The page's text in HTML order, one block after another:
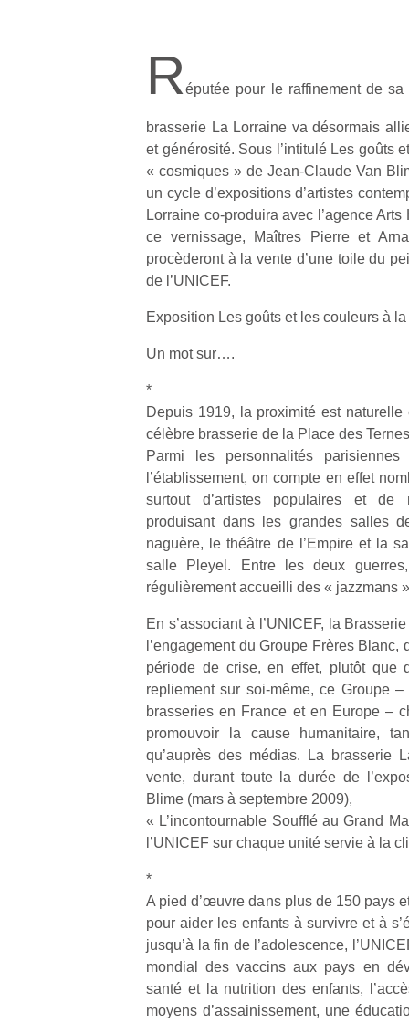
Réputée pour le raffinement de
brasserie La Lorraine va désormais
et générosité. Sous l’intitulé Les goûts
« cosmiques » de Jean-Claude Van
un cycle d’expositions d’artistes
Lorraine co-produira avec l’agence
ce vernissage, Maîtres Pierre et
procèderont à la vente d’une toile du
de l’UNICEF.
Exposition Les goûts et les couleurs à
Un mot sur….
*
Depuis 1919, la proximité est naturelle
célèbre brasserie de la Place des
Parmi les personnalités parisiennes
l’établissement, on compte en effet
surtout d’artistes populaires et de
produisant dans les grandes salles
naguère, le théâtre de l’Empire et la
salle Pleyel. Entre les deux
régulièrement accueilli des « jazzmans
En s’associant à l’UNICEF, la
l’engagement du Groupe Frères
période de crise, en effet, plutôt que
repliement sur soi-même, ce Groupe
brasseries en France et en Europe –
promouvoir la cause humanitaire,
qu’auprès des médias. La brasserie
vente, durant toute la durée de
Blime (mars à septembre 2009),
« L’incontournable Soufflé au Grand
l’UNICEF sur chaque unité servie à la
*
A pied d’œuvre dans plus de 150 pays
pour aider les enfants à survivre et à
jusqu’à la fin de l’adolescence,
mondial des vaccins aux pays en
santé et la nutrition des enfants,
moyens d’assainissement, une